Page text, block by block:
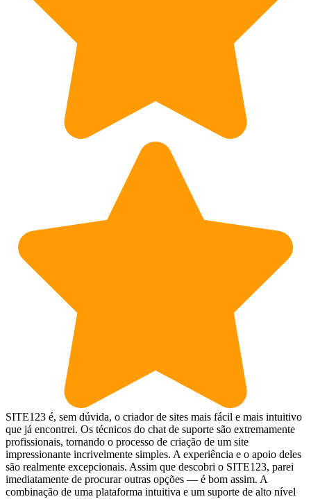
SITE123 é, sem dúvida, o criador de sites mais fácil e mais intuitivo
que já encontrei. Os técnicos do chat de suporte são extremamente
profissionais, tornando o processo de criação de um site
impressionante incrivelmente simples. A experiência e o apoio deles
são realmente excepcionais. Assim que descobri o SITE123, parei
imediatamente de procurar outras opções — é bom assim. A
combinação de uma plataforma intuitiva e um suporte de alto nível